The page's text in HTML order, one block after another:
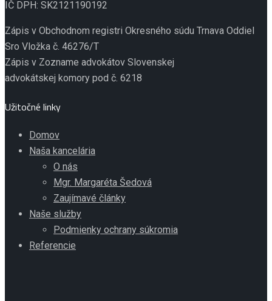
IČ DPH: SK2121190192
Zápis v Obchodnom registri Okresného súdu Trnava Oddiel
Sro Vložka č. 46276/T
Zápis v Zozname advokátov Slovenskej
advokátskej komory pod č. 6218
Užitočné linky
Domov
Naša kancelária
O nás
Mgr. Margaréta Šedová
Zaujímavé články
Naše služby
Podmienky ochrany súkromia
Referencie